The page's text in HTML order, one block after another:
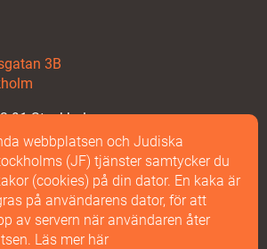
3B
91 Stockholm
webbplatsen och Judiska
(JF) tjänster samtycker du
(cookies) på din dator. En kaka är
på användarens dator, för att
av servern när användaren åter
Läs mer här